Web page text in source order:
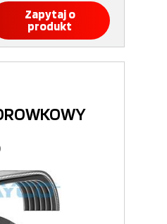
Zapytaj o
produkt